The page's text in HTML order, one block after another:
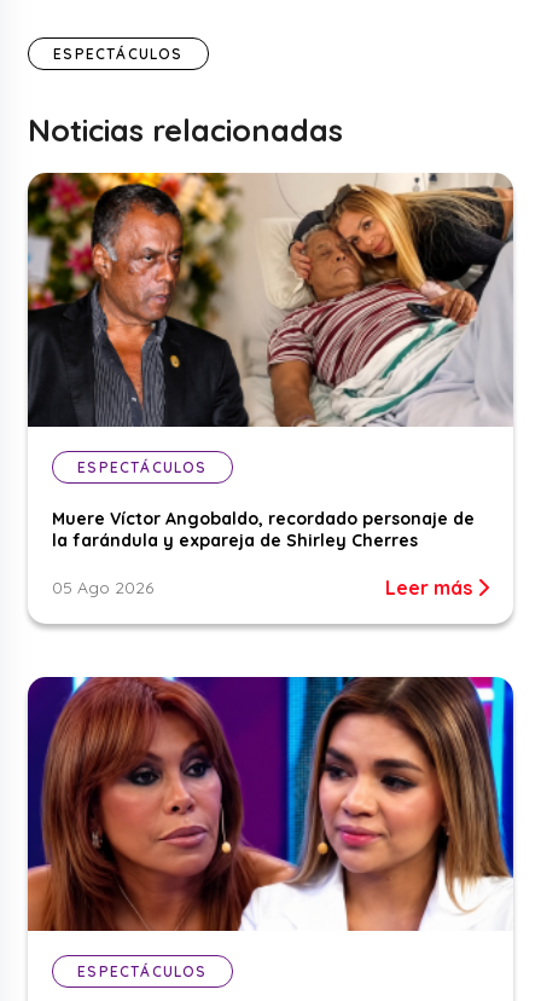
ESPECTÁCULOS
Noticias relacionadas
ESPECTÁCULOS
Muere Víctor Angobaldo, recordado personaje de
la farándula y expareja de Shirley Cherres
05 Ago 2026 Leer más
ESPECTÁCULOS